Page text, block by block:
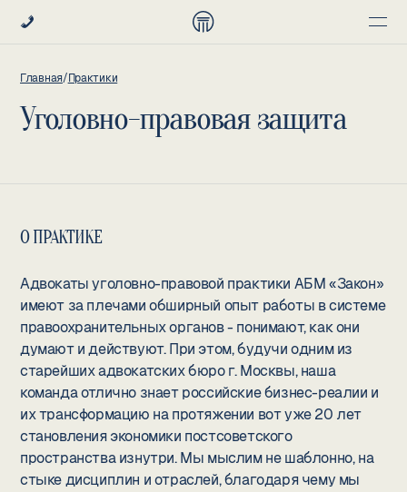
Главная/ Практики
Уголовно-правовая защита
О ПРАКТИКЕ
Адвокаты уголовно-правовой практики АБМ «Закон»
имеют за плечами обширный опыт работы в системе
правоохранительных органов - понимают, как они
думают и действуют. При этом, будучи одним из
старейших адвокатских бюро г. Москвы, наша
команда отлично знает российские бизнес-реалии и
их трансформацию на протяжении вот уже 20 лет
становления экономики постсоветского
пространства изнутри. Мы мыслим не шаблонно, на
стыке дисциплин и отраслей, благодаря чему мы